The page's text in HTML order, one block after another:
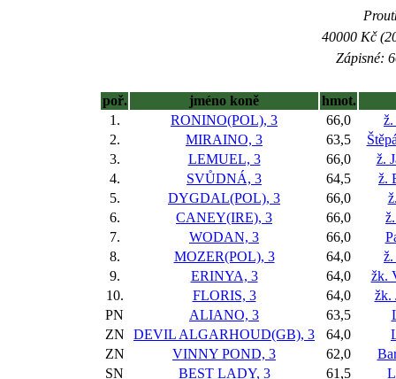
40000 Kč
Zápisné:
poř. jméno koně
hmot.
1.
RONINO(POL), 3 66,0
ž.
2.
MIRAINO, 3 63,5
3.
LEMUEL, 3 66,0
ž.
4.
SVŮDNÁ, 3 64,5
ž.
5.
DYGDAL(POL), 3 66,0
6.
CANEY(IRE), 3 66,0
7.
WODAN, 3 66,0
8.
MOZER(POL), 3 64,0
9.
ERINYA, 3 64,0
žk.
10.
FLORIS, 3 64,0
žk.
PN
ALIANO, 3 63,5
ZN
DEVIL ALGARHOUD(GB), 3 64,0
ZN
VINNY POND, 3 62,0
SN
BEST LADY, 3 61,5